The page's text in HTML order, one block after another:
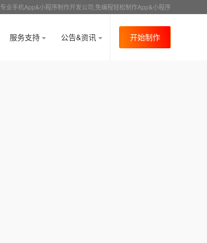
专业手机App&小程序制作开发公司,免编程轻松制作App&小程序
服务支持 公告&资讯 开始制作